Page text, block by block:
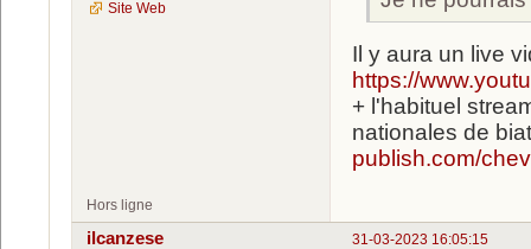
Site Web
Il y aura un live
https://
+ l'habituel
nationales de
publish.com/
Hors ligne
31-03-2023 16:05:15
ilcanzese